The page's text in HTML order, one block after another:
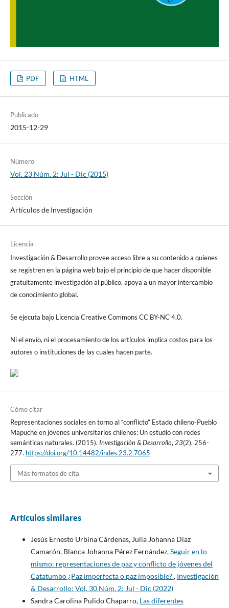
PDF HTML
Publicado
2015-12-29
Número
Vol. 23 Núm. 2: Jul - Dic (2015)
Sección
Artículos de Investigación
Licencia
Investigación & Desarrollo provee acceso libre a su contenido a quienes
se registren en la página web bajo el principio de que hacer disponible
gratuitamente investigación al público, apoya a un mayor intercambio
de conocimiento global.
Se ejecuta bajo Licencia Creative Commons CC BY-NC 4.0.
Ni el envío, ni el procesamiento de los artículos implica costos para los
autores o instituciones de las cuales hacen parte.
Cómo citar
Representaciones sociales en torno al “conflicto” Estado chileno-Pueblo
Mapuche en jóvenes universitarios chilenos: Un estudio con redes
semánticas naturales. (2015). Investigación & Desarrollo, 23(2), 256-
277. https://doi.org/10.14482/indes.23.2.7065
Más formatos de cita
Artículos similares
Jesús Ernesto Urbina Cárdenas, Julia Johanna Díaz
Camarón, Blanca Johanna Pérez Fernández,Seguir en lo
mismo: representaciones de paz y conflicto de jóvenes del
Catatumbo ¿Paz imperfecta o paz imposible?, Investigación
& Desarrollo: Vol. 30 Núm. 2: Jul - Dic (2022)
Sandra Carolina Pulido Chaparro, Las diferentes